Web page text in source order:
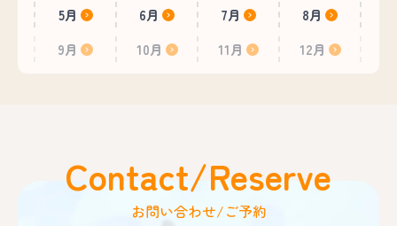
5月
6月 7月
8月
9月
10月 11月 12月
Contact/Reserve
お問い合わせ/ご予約